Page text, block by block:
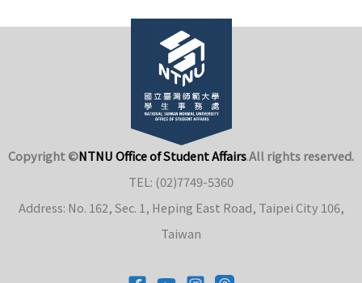
Copyright ©NTNU Office of Student Affairs.All rights reserved.
TEL: (02)7749-5360
Address: No. 162, Sec. 1, Heping East Road, Taipei City 106,
Taiwan